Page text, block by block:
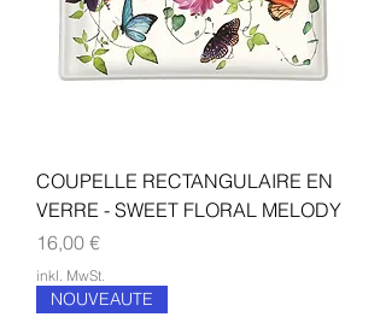
COUPELLE RECTANGULAIRE EN
VERRE - SWEET FLORAL MELODY
Preis
16,00 €
inkl. MwSt.
NOUVEAUTE